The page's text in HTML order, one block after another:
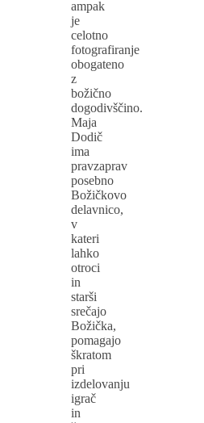
ampak
je
celotno
fotografiranje
obogateno
z
božično
dogodivščino.
Maja
Dodič
ima
pravzaprav
posebno
Božičkovo
delavnico,
v
kateri
lahko
otroci
in
starši
srečajo
Božička,
pomagajo
škratom
pri
izdelovanju
igrač
in